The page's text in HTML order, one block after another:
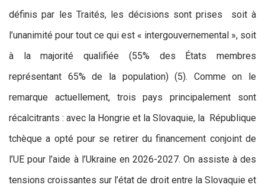
définis par les Traités, les décisions sont prises soit à
l’unanimité pour tout ce qui est « intergouvernemental », soit
à la majorité qualifiée (55% des États membres
représentant 65% de la population) (5). Comme on le
remarque actuellement, trois pays principalement sont
récalcitrants : avec la Hongrie et la Slovaquie, la République
tchèque a opté pour se retirer du financement conjoint de
l’UE pour l’aide à l’Ukraine en 2026-2027. On assiste à des
tensions croissantes sur l’état de droit entre la Slovaquie et